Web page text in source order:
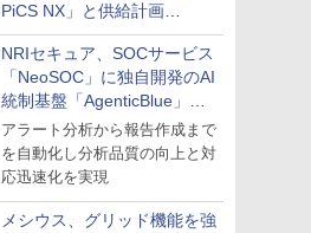
PiCS NX」と供給計画
「scSQUARE ISP」の連携サ
ービスを提供開始
NRIセキュア、SOCサービス
「NeoSOC」に独自開発のAI
統制基盤「AgenticBlue」を
導入
アラート分析から報告作成まで
を自動化し分析品質の向上と対
応迅速化を実現
メシウス、グリッド機能を強